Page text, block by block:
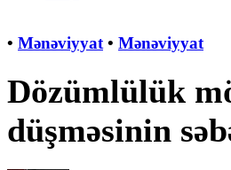
• Mənəviyyat • Mənəviyyat
Dözümlülük
düşməsinin